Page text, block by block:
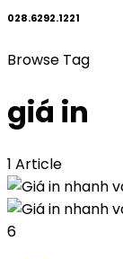
028.6292.1221
Browse Tag
giá in
1 Article
6